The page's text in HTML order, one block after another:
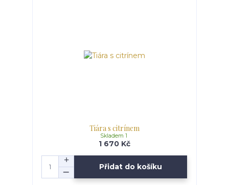
Tiára s citrínem
1 670 Kč
Skladem 1
Přidat do košíku